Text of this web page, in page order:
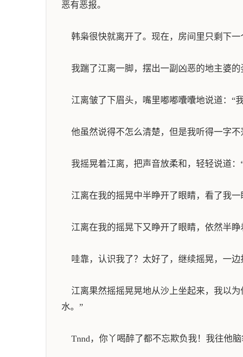
恶有恶报。
韩枭很快就离开了。现在，房间里只剩下一
我踹了江离一脚，摆出一副凶恶的地主婆的
江离皱了下眉头，嘴里嘟嘟囔囔地说道：“
他虽然说得不怎么清楚，但是我听得一字不
我摇晃着江离，把声音放柔和，轻轻说道：
江离在我的摇晃中半睁开了眼睛，看了我一
江离在我的摇晃下又睁开了眼睛，依然半睁
哇靠，认识我了？太好了，继续摇晃，一边
江离果然摇摇晃晃地从沙上坐起来，我以为
水。”
Tnnd，你丫喝醉了都不忘欺负我！我往他